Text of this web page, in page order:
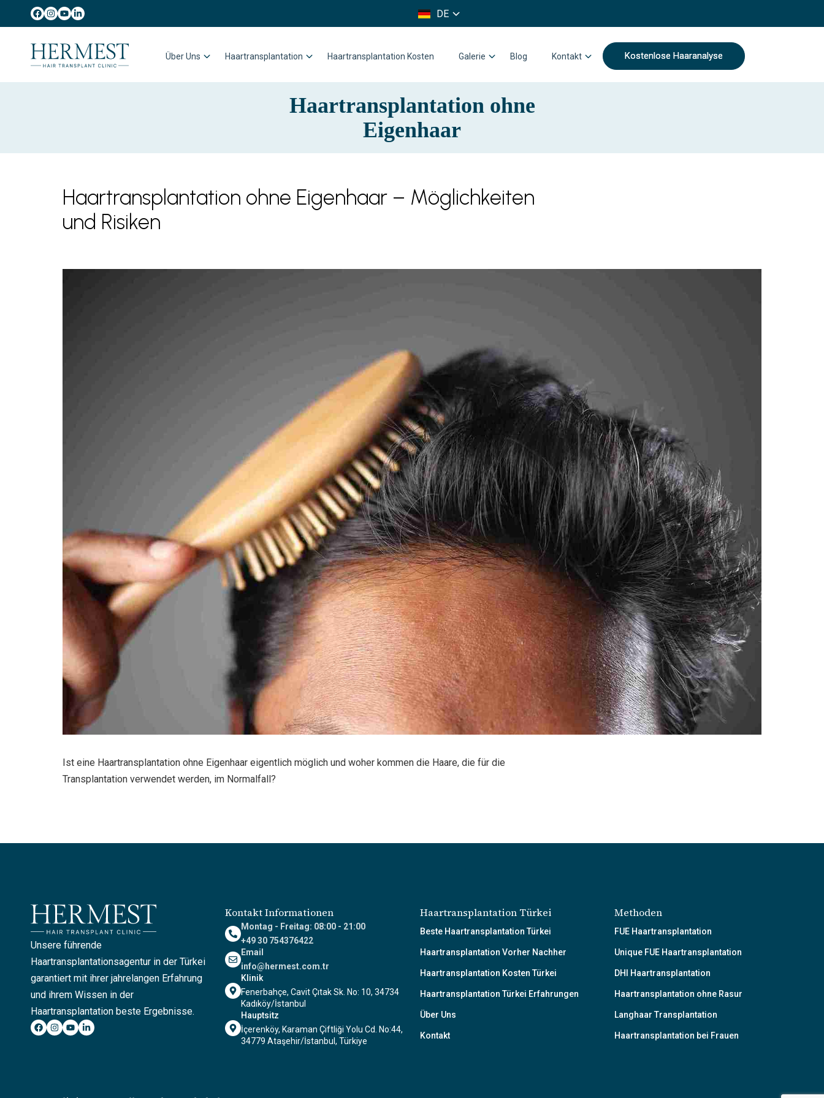
DE
IT
Über Uns Haartransplantation Haartransplantation Kosten Galerie Blog Kontakt Kostenlose Haaranalyse
Haartransplantation ohne
Eigenhaar
Haartransplantation ohne Eigenhaar – Möglichkeiten
und Risiken
Ist eine Haartransplantation ohne Eigenhaar eigentlich möglich und woher kommen die Haare, die für die
Transplantation verwendet werden, im Normalfall?
Unsere führende
Haartransplantationsagentur in der Türkei
garantiert mit ihrer jahrelangen Erfahrung
und ihrem Wissen in der
Haartransplantation beste Ergebnisse.
Kontakt Informationen
Montag - Freitag: 08:00 - 21:00
+49 30 754376422
Email
info@hermest.com.tr
Klinik
Fenerbahçe, Cavit Çıtak Sk. No: 10, 34734
Kadıköy/İstanbul
Hauptsitz
İçerenköy, Karaman Çiftliği Yolu Cd. No:44,
34779 Ataşehir/İstanbul, Türkiye
Haartransplantation Türkei
Beste Haartransplantation Türkei
Haartransplantation Vorher Nachher
Haartransplantation Kosten Türkei
Haartransplantation Türkei Erfahrungen
Über Uns
Kontakt
Methoden
FUE Haartransplantation
Unique FUE Haartransplantation
DHI Haartransplantation
Haartransplantation ohne Rasur
Langhaar Transplantation
Haartransplantation bei Frauen